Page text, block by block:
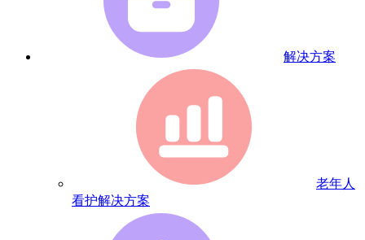
解决方案
老年人
看护解决方案